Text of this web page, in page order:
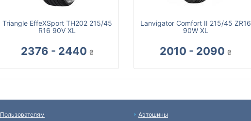
Triangle EffeXSport TH202 215/45
R16 90V XL
2376 - 2440 ₴
Lanvigator Comfort II 215/45 ZR16
90W XL
2010 - 2090 ₴
Пользователям Автошины